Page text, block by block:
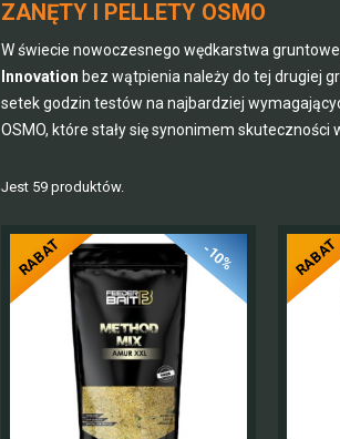
ZANĘTY I PELLETY OSMO
W świecie nowoczesnego wędkarstwa
Innovation bez wątpienia należy do tej drugiej
setek godzin testów na najbardziej
OSMO, które stały się synonimem skuteczności
Jest 59 produktów.
-10%
RABAT RABAT